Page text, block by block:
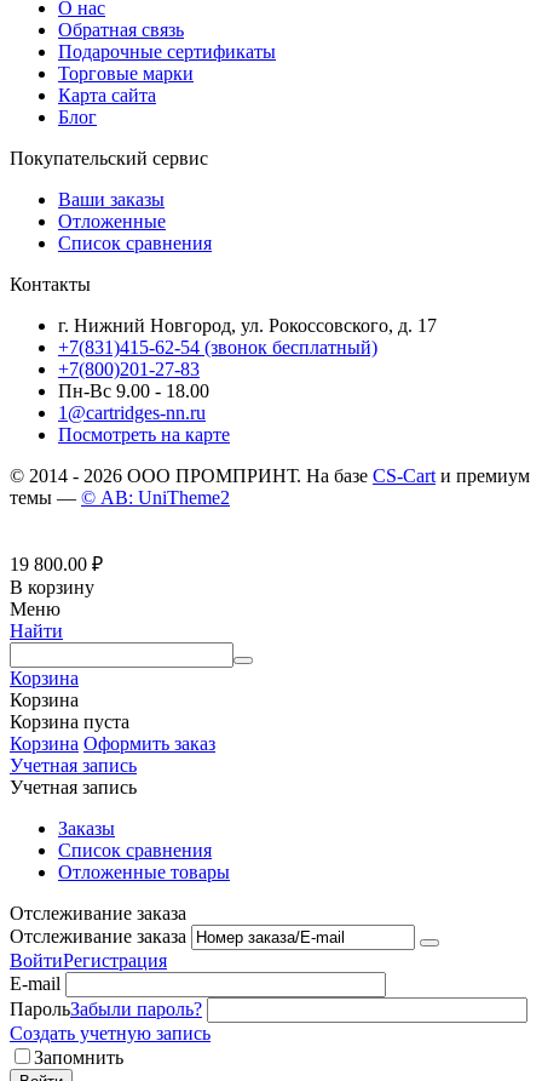
О нас
Обратная связь
Подарочные сертификаты
Торговые марки
Карта сайта
Блог
Покупательский сервис
Ваши заказы
Отложенные
Список сравнения
Контакты
г. Нижний Новгород, ул. Рокоссовского, д. 17
+7(831)415-62-54 (звонок бесплатный)
+7(800)201-27-83
Пн-Вс 9.00 - 18.00
1@cartridges-nn.ru
Посмотреть на карте
© 2014 - 2026 ООО ПРОМПРИНТ. На базе CS-Cart и премиум
темы — © AB: UniTheme2
19 800.00 ₽
В корзину
Меню
Найти
Корзина
Корзина
Корзина пуста
Корзина Оформить заказ
Учетная запись
Учетная запись
Заказы
Список сравнения
Отложенные товары
Отслеживание заказа
Отслеживание заказа
ВойтиРегистрация
E-mail
ПарольЗабыли пароль?
Создать учетную запись
Запомнить